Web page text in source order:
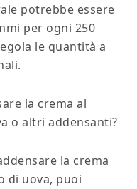
potrebbe essere
per ogni 250
le quantità a
la crema al
o altri addensanti?
la crema
di uova, puoi